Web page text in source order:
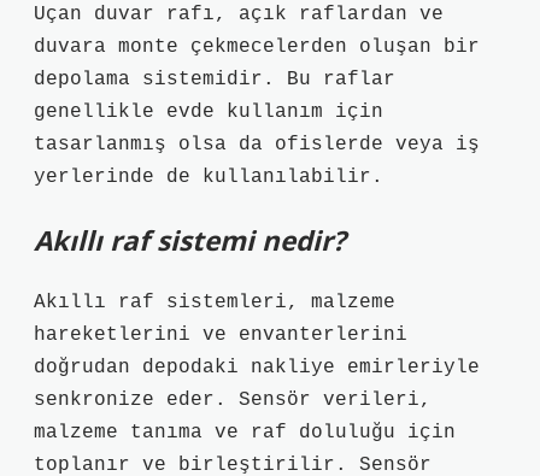
Uçan duvar rafı, açık raflardan ve
duvara monte çekmecelerden oluşan bir
depolama sistemidir. Bu raflar
genellikle evde kullanım için
tasarlanmış olsa da ofislerde veya iş
yerlerinde de kullanılabilir.
Akıllı raf sistemi nedir?
Akıllı raf sistemleri, malzeme
hareketlerini ve envanterlerini
doğrudan depodaki nakliye emirleriyle
senkronize eder. Sensör verileri,
malzeme tanıma ve raf doluluğu için
toplanır ve birleştirilir. Sensör